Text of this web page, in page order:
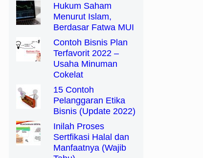
Hukum Saham
Menurut Islam,
Berdasar Fatwa MUI
Contoh Bisnis Plan
Terfavorit 2022 –
Usaha Minuman
Cokelat
15 Contoh
Pelanggaran Etika
Bisnis (Update 2022)
Inilah Proses
Sertfikasi Halal dan
Manfaatnya (Wajib